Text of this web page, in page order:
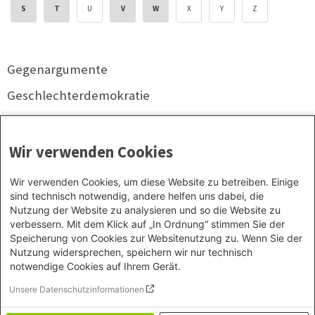
S T U V W X Y Z
Gegenargumente
Geschlechterdemokratie
Geschlechterforschung/Gender Studies
Geschlechtergerechte Sprache/Gendern
Gesetze
Gleichstellung
Gruppenbezogene Menschenfeindlichkeit
Wir verwenden Cookies
Wir verwenden Cookies, um diese Website zu betreiben. Einige
sind technisch notwendig, andere helfen uns dabei, die
Nutzung der Website zu analysieren und so die Website zu
verbessern. Mit dem Klick auf „In Ordnung“ stimmen Sie der
Speicherung von Cookies zur Websitenutzung zu. Wenn Sie der
Nutzung widersprechen, speichern wir nur technisch
notwendige Cookies auf Ihrem Gerät.
Unsere Datenschutzinformationen